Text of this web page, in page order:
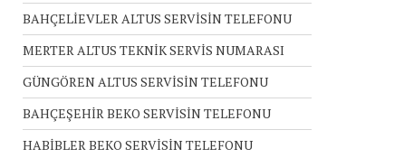
BAHÇELİEVLER ALTUS SERVİSİN TELEFONU
MERTER ALTUS TEKNİK SERVİS NUMARASI
GÜNGÖREN ALTUS SERVİSİN TELEFONU
BAHÇEŞEHİR BEKO SERVİSİN TELEFONU
HABİBLER BEKO SERVİSİN TELEFONU